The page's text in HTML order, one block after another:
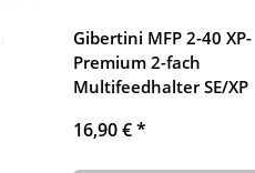
Gibertini MFP 2-40 XP-
Premium 2-fach
Multifeedhalter SE/XP
16,90 €*